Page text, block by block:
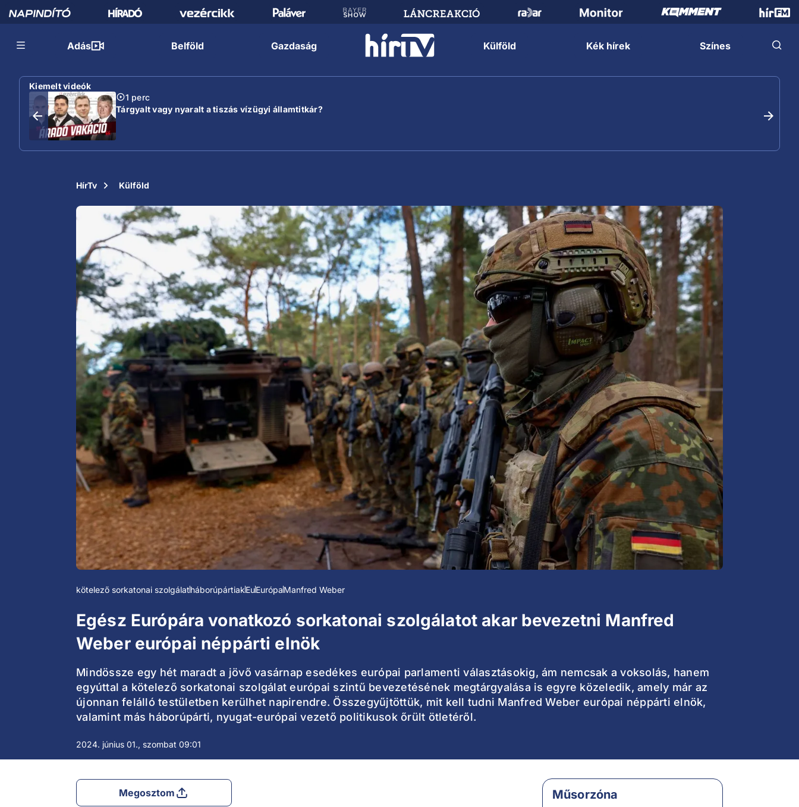
Adás Belföld Gazdaság Külföld Kék hírek Színes
Kiemelt videók
1 perc
Tárgyalt vagy nyaralt a tiszás vízügyi államtitkár?
HírTv Külföld
kötelező sorkatonai szolgálatháborúpártiakEuEurópaManfred Weber
Egész Európára vonatkozó sorkatonai szolgálatot akar bevezetni Manfred
Weber európai néppárti elnök
Mindössze egy hét maradt a jövő vasárnap esedékes európai parlamenti választásokig, ám nemcsak a voksolás, hanem
egyúttal a kötelező sorkatonai szolgálat európai szintű bevezetésének megtárgyalása is egyre közeledik, amely már az
újonnan felálló testületben kerülhet napirendre. Összegyűjtöttük, mit kell tudni Manfred Weber európai néppárti elnök,
valamint más háborúpárti, nyugat-európai vezető politikusok őrült ötletéről.
2024. június 01., szombat 09:01
Megosztom
Műsorzóna